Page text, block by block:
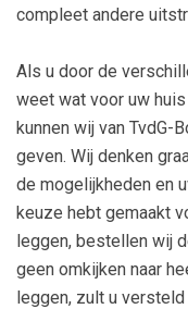
compleet andere
Als u door de
weet wat voor uw
kunnen wij van TvdG-
geven. Wij denken
de mogelijkheden en
keuze hebt gemaakt
leggen, bestellen wij
geen omkijken naar
leggen, zult u